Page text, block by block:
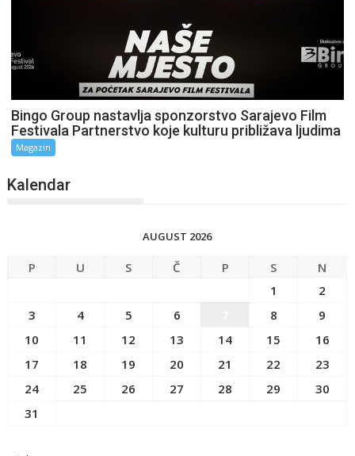
Bingo Group nastavlja sponzorstvo Sarajevo Film
Festivala Partnerstvo koje kulturu približava ljudima
Magazin
Kalendar
AUGUST 2026
P U S Č P S
N
1
2
3
4 5 6 8
9
10
11 12 13 14 15
16
17
18 19 20 21 22
23
24
25 26 27 28 29
30
31